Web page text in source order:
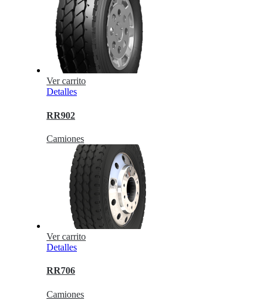
Ver carrito
Detalles
RR902
Camiones
Ver carrito
Detalles
RR706
Camiones